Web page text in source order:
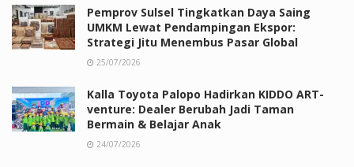
Pemprov Sulsel Tingkatkan Daya Saing
UMKM Lewat Pendampingan Ekspor:
Strategi Jitu Menembus Pasar Global
25/07/2026
Kalla Toyota Palopo Hadirkan KIDDO ART-
venture: Dealer Berubah Jadi Taman
Bermain & Belajar Anak
24/07/2026